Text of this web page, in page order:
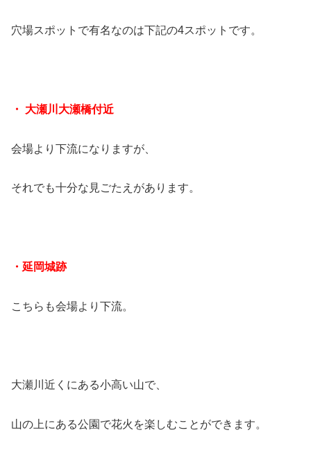
穴場スポットで有名なのは下記の4スポットです。
・ 大瀬川大瀬橋付近
会場より下流になりますが、
それでも十分な見ごたえがあります。
・延岡城跡
こちらも会場より下流。
大瀬川近くにある小高い山で、
山の上にある公園で花火を楽しむことができます。